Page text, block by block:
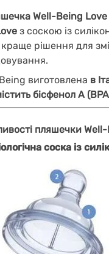
Well-Being Love
з соскою із
рішення для
виготовлена в
бісфенол А
пляшечки
соска із